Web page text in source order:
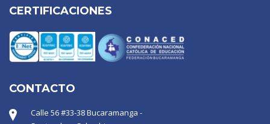
CERTIFICACIONES
CONTACTO
Calle 56 #33-38 Bucaramanga -